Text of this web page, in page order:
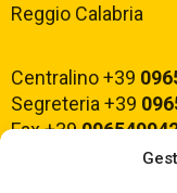
Reggio Calabria
Centralino +39
Segreteria +39
Fax +39